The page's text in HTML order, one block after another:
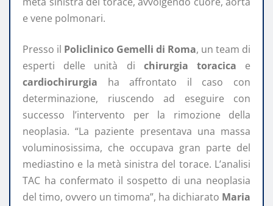
e vene polmonari.
Presso il Policlinico Gemelli di Roma, un team di
esperti delle unità di chirurgia toracica e
cardiochirurgia ha affrontato il caso con
determinazione, riuscendo ad eseguire con
successo l’intervento per la rimozione della
neoplasia. “La paziente presentava una massa
voluminosissima, che occupava gran parte del
mediastino e la metà sinistra del torace. L’analisi
TAC ha confermato il sospetto di una neoplasia
del timo, ovvero un timoma”, ha dichiarato Maria